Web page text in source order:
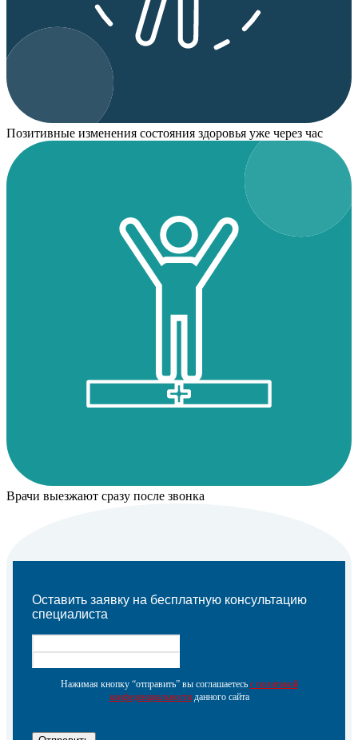
Позитивные изменения состояния здоровья уже через час
Врачи выезжают сразу после звонка
Оставить заявку на бесплатную консультацию
специалиста
Нажимая кнопку “отправить” вы соглашаетесь с политикой
конфеденциальностиданного сайта